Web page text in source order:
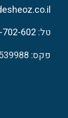
טל: 602
פקס: 08-8539988